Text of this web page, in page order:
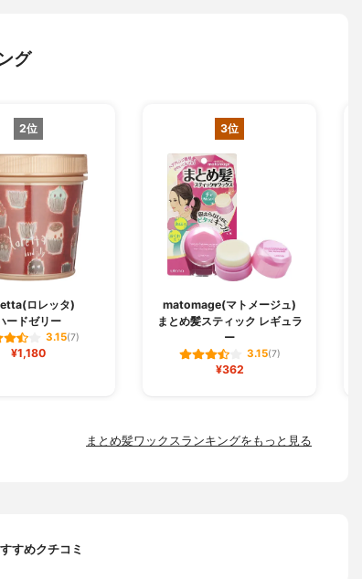
グ
2位
ロレッタ)
ードゼリー
3.15(7)
¥1,180
3位
matomage(マトメージュ)
まとめ髪スティック レギュラ
ー
3.15(7)
¥362
まとめ髪ワックスランキングをもっと見る
すめクチコミ